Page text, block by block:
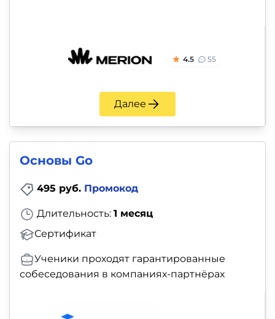
4.5 55
Далее
Основы Go
495 руб. Промокод
Длительность: 1 месяц
Сертификат
Ученики проходят гарантированные
собеседования в компаниях-партнёрах